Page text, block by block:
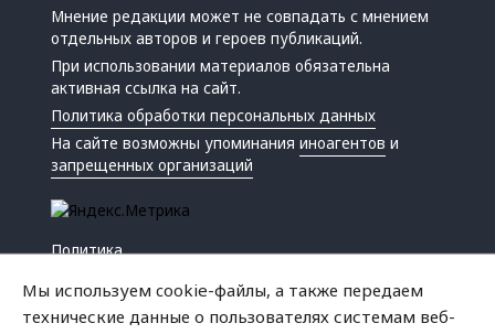
Мнение редакции может не совпадать с мнением
отдельных авторов и героев публикаций.
При использовании материалов обязательна
активная ссылка на сайт.
Политика обработки персональных данных
На сайте возможны упоминанияиноагентов и
запрещенных организаций
Политика
Мы используем cookie-файлы, а также передаем
технические данные о пользователях системам веб-